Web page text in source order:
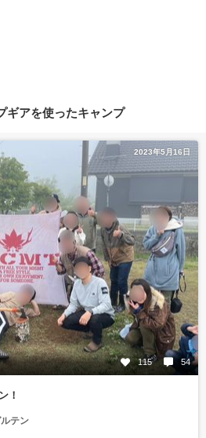
ギアを使ったキャンプ
2023年5月16日
115 54
！
テン